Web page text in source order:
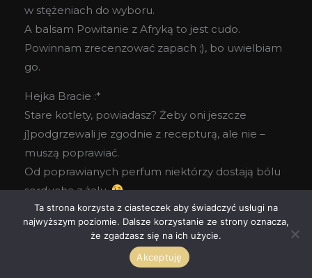
w stężeniach do wyboru.
A balsam Powitanie z Afryką to jest cudo.
Powinnam zrecenzować zapach ;), bo uwielbiam
go.
Hejka Bracie :*
Stare kotlety, powiadasz? Żeby oni jeszcze
j]podgrzewali je zgodnie z recepturą, ale nie –
muszą poprawiać.
Od poprawianych perfum niektórzy dostają bólu
serducha z żalu.
Odpowiedz
NIE MUZYCZNA PIĘCIOLINIA
Ta strona korzysta z ciasteczek aby świadczyć usługi na
najwyższym poziomie. Dalsze korzystanie ze strony oznacza,
że zgadzasz się na ich użycie.
Akceptuję